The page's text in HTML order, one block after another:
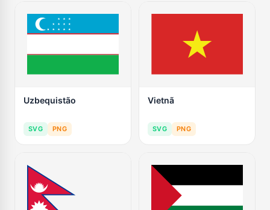
Uzbequistão
SVG PNG
Vietnã
SVG PNG